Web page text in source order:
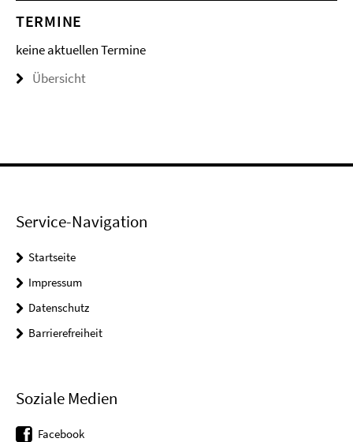
TERMINE
keine aktuellen Termine
Übersicht
Service-Navigation
Startseite
Impressum
Datenschutz
Barrierefreiheit
Soziale Medien
Facebook